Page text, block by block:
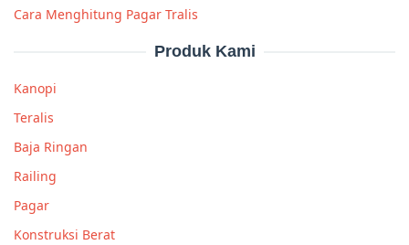
Cara Menghitung Pagar Tralis
Produk Kami
Kanopi
Teralis
Baja Ringan
Railing
Pagar
Konstruksi Berat